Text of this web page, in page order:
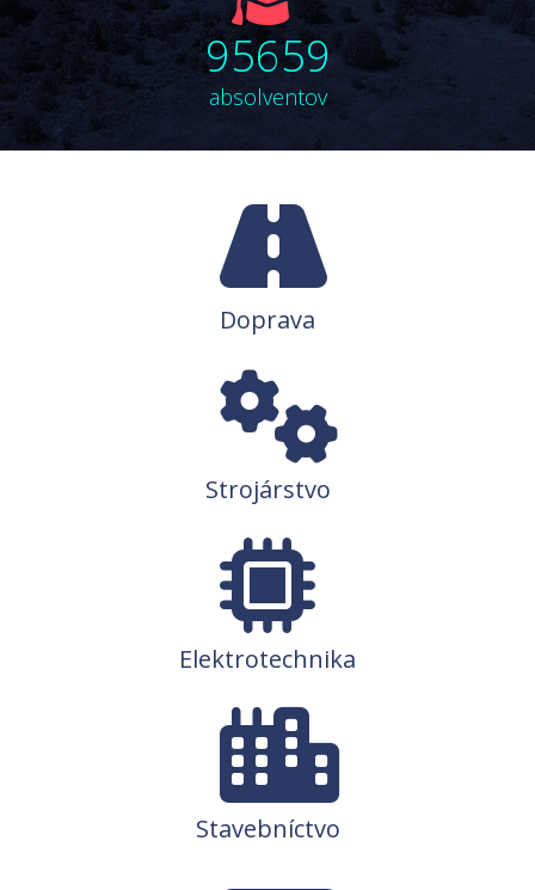
fa-
graduation-
cap
95659
absolventov
Doprava
Strojárstvo
Elektrotechnika
Stavebníctvo